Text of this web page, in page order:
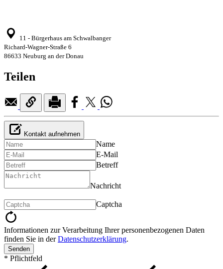
11 - Bürgerhaus am Schwalbanger
Richard-Wagner-Straße 6
86633 Neuburg an der Donau
Teilen
Kontakt aufnehmen
Name
E-Mail
Betreff
Nachricht
Captcha
Informationen zur Verarbeitung Ihrer personenbezogenen Daten
finden Sie in derDatenschutzerklärung.
Senden
* Pflichtfeld